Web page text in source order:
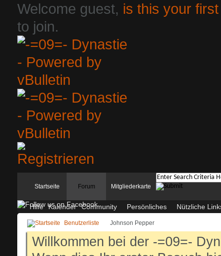
Welcome guest, is this your
to join.
Startseite Forum
Hilfe Kalender Community Persönliches Nützliche
Mitgliederkarte
Benutzerliste Johnson Pepper
Willkommen bei der -=09=-